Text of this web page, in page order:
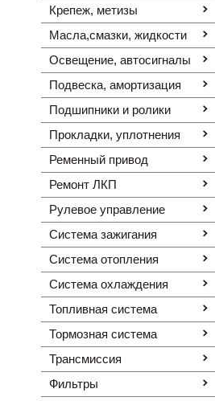
Крепеж, метизы
Масла,смазки, жидкости
Освещение, автоcигналы
Подвеска, амортизация
Подшипники и ролики
Прокладки, уплотнения
Ременный привод
Ремонт ЛКП
Рулевое управление
Система зажигания
Система отопления
Система охлаждения
Топливная система
Тормозная система
Трансмиссия
Фильтры